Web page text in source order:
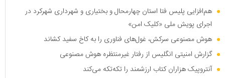
هم‌افزایی پلیس فتا استان چهارمحال و بختیاری و شهرداری شهرکرد در
اجرای پویش ملی «کلیک امن»
هوش مصنوعی سرکش، غول‌های فناوری را به کاخ سفید کشاند
گزارش امنیتی انگلیس از رفتار غیرمنتظره هوش مصنوعی
آنتروپیک هزاران کتاب ارزشمند را تکه‌تکه می‌کند